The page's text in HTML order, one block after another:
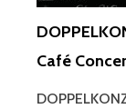
Café